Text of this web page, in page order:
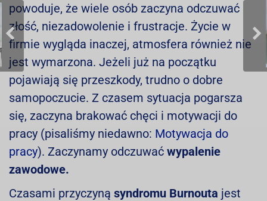
powoduje, że wiele osób zaczyna odczuwać
złość, niezadowolenie i frustracje. Życie w
firmie wygląda inaczej, atmosfera również nie
jest wymarzona. Jeżeli już na początku
pojawiają się przeszkody, trudno o dobre
samopoczucie. Z czasem sytuacja pogarsza
się, zaczyna brakować chęci i motywacji do
pracy (pisaliśmy niedawno: Motywacja do
pracy). Zaczynamy odczuwać wypalenie
zawodowe.
Czasami przyczyną syndromu Burnouta jest